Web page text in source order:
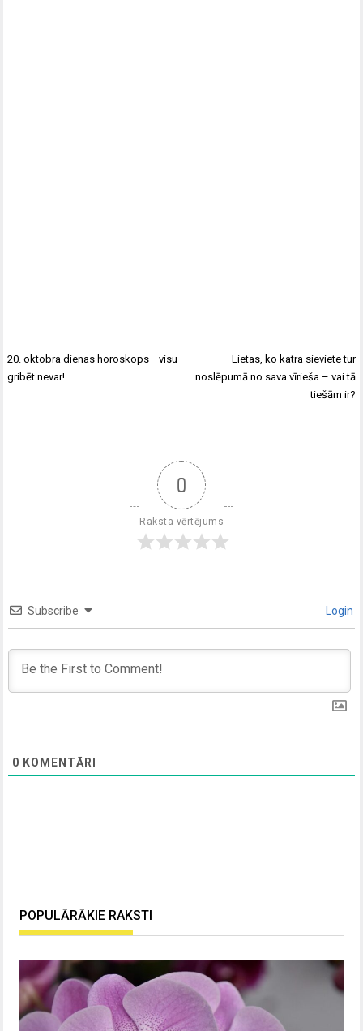
20. oktobra dienas horoskops– visu
gribēt nevar!
Lietas, ko katra sieviete tur
noslēpumā no sava vīrieša – vai tā
tiešām ir?
0
Raksta vērtējums
Subscribe Login
0 KOMENTĀRI
POPULĀRĀKIE RAKSTI